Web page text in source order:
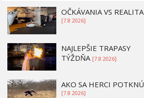
OČKÁVANIA VS REALITA
[7.8 2026]
NAJLEPŠIE TRAPASY
TÝŽDŇA [7.8 2026]
AKO SA HERCI POTKNÚ
[7.8 2026]